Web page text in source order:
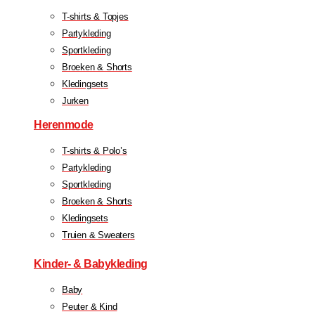
T-shirts & Topjes
Partykleding
Sportkleding
Broeken & Shorts
Kledingsets
Jurken
Herenmode
T-shirts & Polo’s
Partykleding
Sportkleding
Broeken & Shorts
Kledingsets
Truien & Sweaters
Kinder- & Babykleding
Baby
Peuter & Kind